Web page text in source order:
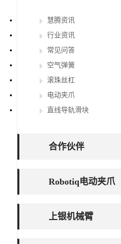
慧腾资讯
行业资讯
常见问答
空气弹簧
滚珠丝杠
电动夹爪
直线导轨滑块
合作伙伴
Robotiq电动夹爪
上银机械臂